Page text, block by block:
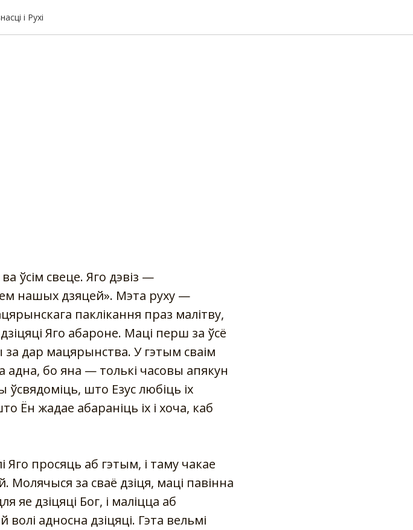
і Рухі
ўсім свеце. Яго дэвіз —
нашых дзяцей». Мэта руху —
паклікання праз малітву,
Яго абароне. Маці перш за ўсё
дар мацярынства. У гэтым сваім
адна, бо яна — толькі часовы апякун
ўсвядоміць, што Езус любіць іх
Ён жадае абараніць іх і хоча, каб
просяць аб гэтым, і таму чакае
Молячыся за сваё дзіця, маці павінна
яе дзіцяці Бог, і маліцца аб
адносна дзіцяці. Гэта вельмі